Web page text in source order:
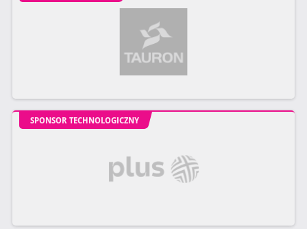
SPONSOR TECHNOLOGICZNY